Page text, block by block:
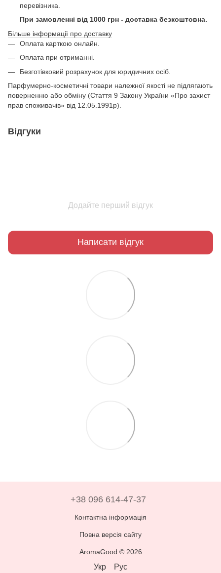
перевізника.
При замовленні від 1000 грн - доставка безкоштовна.
Більше інформації про доставку
Оплата карткою онлайн.
Оплата при отриманні.
Безготівковий розрахунок для юридичних осіб.
Парфумерно-косметичні товари належної якості не підлягають
поверненню або обміну (Стаття 9 Закону України «Про захист
прав споживачів» від 12.05.1991р).
Відгуки
Додайте перший відгук
Написати відгук
+38 096 614-47-37
Контактна інформація
Повна версія сайту
AromaGood © 2026
Укр Рус